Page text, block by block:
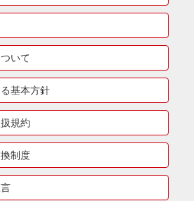
いて
基本方針
規約
制度